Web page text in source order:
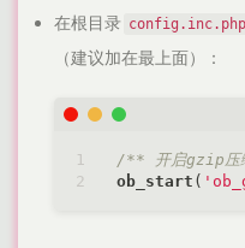
在根目录 config.inc.php
（建议加在最上面）：
/** 开启gzip
ob_start (